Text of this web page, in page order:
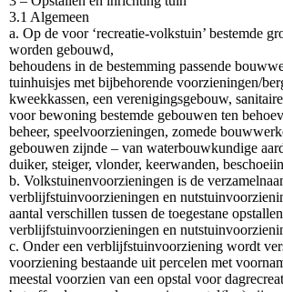
3.1 Algemeen
a. Op de voor ‘recreatie-volkstuin’ bestemde
worden gebouwd,
behoudens in de bestemming passende
tuinhuisjes met bijbehorende voorzieningen/
kweekkassen, een verenigingsgebouw,
voor bewoning bestemde gebouwen ten
beheer, speelvoorzieningen, zomede
gebouwen zijnde – van waterbouwkundige
duiker, steiger, vlonder, keerwanden,
b. Volkstuinenvoorzieningen is de
verblijfstuinvoorzieningen en
aantal verschillen tussen de toegestane
verblijfstuinvoorzieningen en
c. Onder een verblijfstuinvoorziening wordt
voorziening bestaande uit percelen met
meestal voorzien van een opstal voor